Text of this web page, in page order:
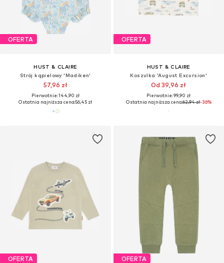
OFERTA
HUST & CLAIRE
Strój kąpielowy 'Madiken'
57,96 zł
Pierwotnie: 144,90 zł
Ostatnia najniższa cena:56,45 zł
OFERTA
HUST & CLAIRE
Koszulka 'August Excursion'
Od 39,96 zł
Pierwotnie: 99,90 zł
Ostatnia najniższa cena:62,94 zł-36%
OFERTA OFERTA